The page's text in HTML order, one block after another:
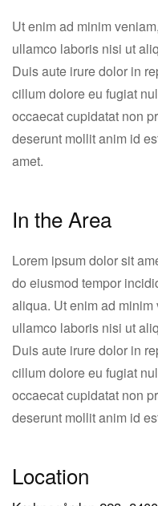
Ut enim ad minim
ullamco laboris nisi ut
Duis aute irure dolor in
cillum dolore eu fugiat
occaecat cupidatat non
deserunt mollit anim id
amet.
In the Area
Lorem ipsum dolor sit
do eiusmod tempor
aliqua. Ut enim ad
ullamco laboris nisi ut
Duis aute irure dolor in
cillum dolore eu fugiat
occaecat cupidatat non
deserunt mollit anim id
Location